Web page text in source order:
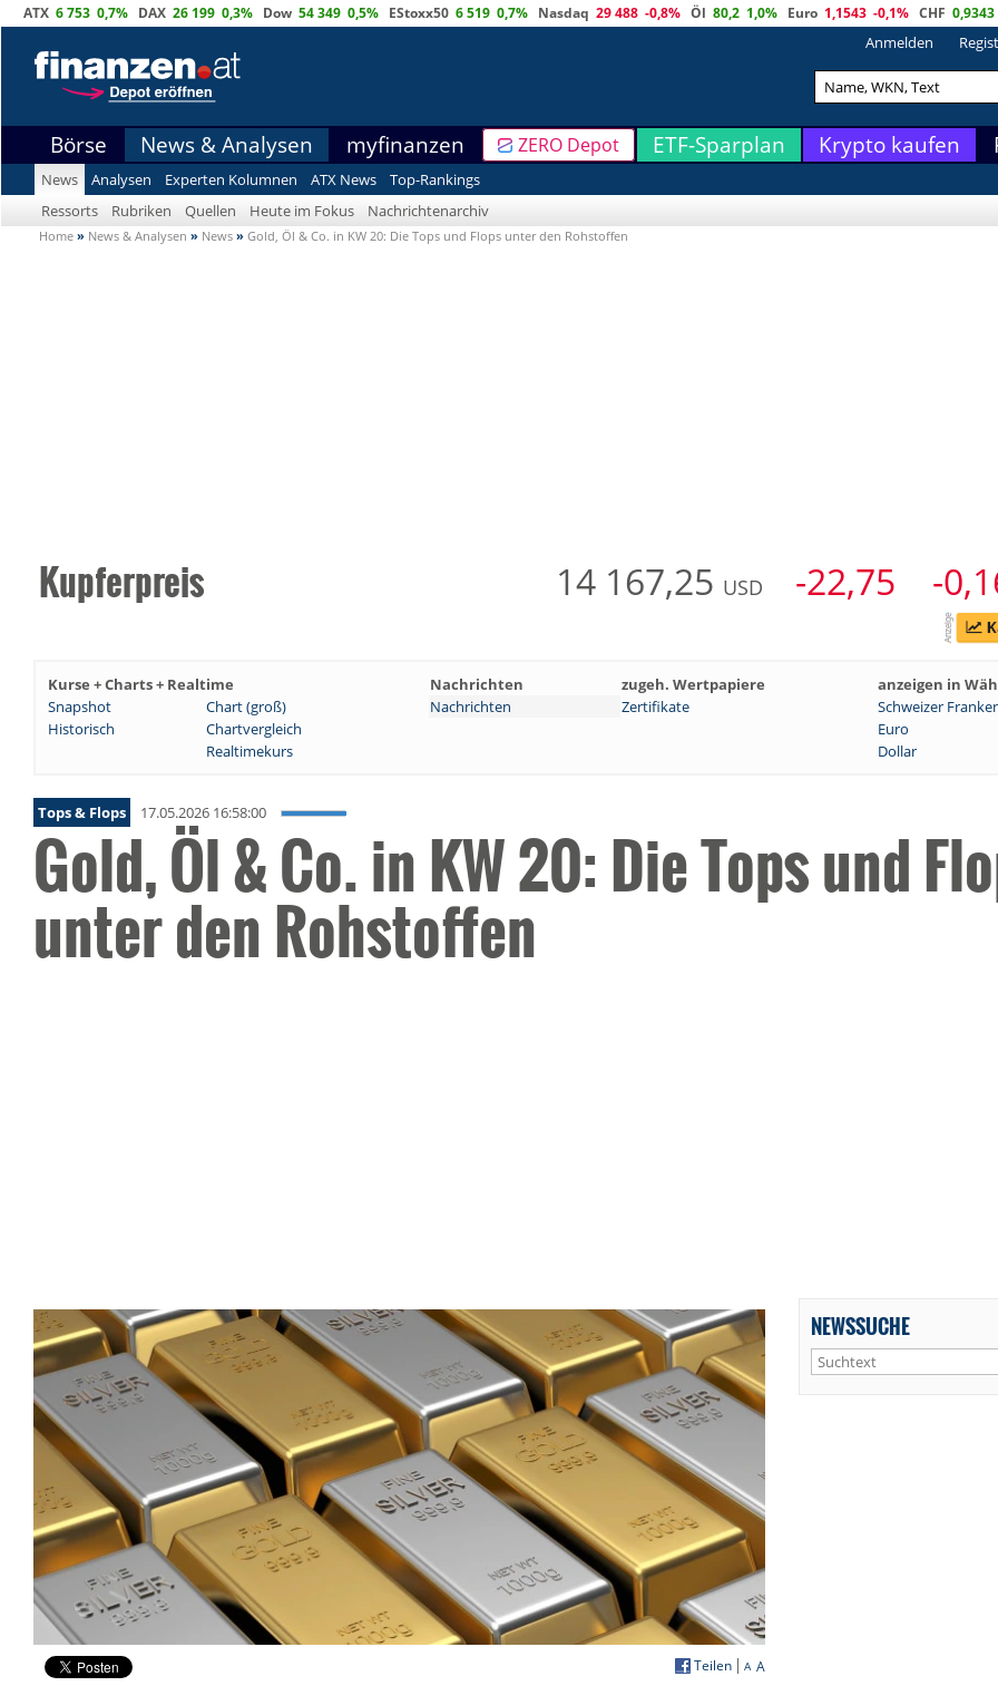
ATX 6 753 0,7% DAX 26 199 0,3% Dow 54 349 0,5% EStoxx50 6 519 0,7% Nasdaq 29 488 -0,8% Öl 80,2 1,0% Euro 1,1543 -0,1% CHF 0,9343
Anmelden
Börse News & Analysen myfinanzen ZERO Depot ETF-Sparplan Krypto kaufen
News Analysen Experten Kolumnen ATX News
Top-Rankings
Ressorts
Rubriken Quellen Heute im Fokus Nachrichtenarchiv
Home » News & Analysen » News » Gold, Öl & Co. in KW 20: Die Tops und Flops unter den Rohstoffen
Kupferpreis 14 167,25 USD -22,75 -
Kurse + Charts + Realtime Nachrichten zugeh. Wertpapiere
anzeigen in
Snapshot
Chart (groß) Nachrichten Zertifikate
Schweizer
Historisch
Chartvergleich
Euro
Realtimekurs
Dollar
Tops & Flops 17.05.2026 16:58:00
Gold, Öl & Co. in KW 20: Die Tops und
unter den Rohstoffen
A
A
Teilen
NEWSSUCHE